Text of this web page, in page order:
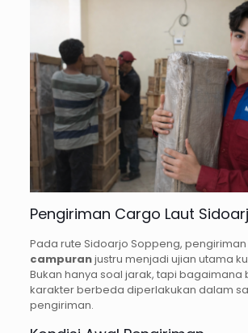
Pengiriman Cargo Laut
Pada rute Sidoarjo Soppeng, pengiriman
campuranjustru menjadi ujian utama
Bukan hanya soal jarak, tapi
karakter berbeda diperlakukan dalam
pengiriman.